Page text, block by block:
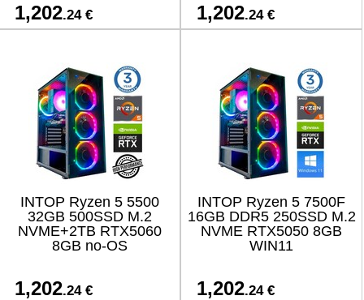
1,202.24 € 1,202.24 €
INTOP Ryzen 5 5500
32GB 500SSD M.2
NVME+2TB RTX5060
8GB no-OS
1,202.24 €
INTOP Ryzen 5 7500F
16GB DDR5 250SSD M.2
NVME RTX5050 8GB
WIN11
1,202.24 €